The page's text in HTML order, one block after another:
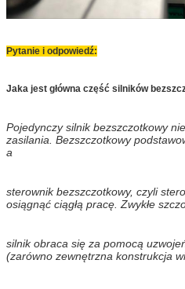
Pytanie i odpowiedź:
Jaka jest główna część silników
Pojedynczy silnik bezszczotkowy
zasilania. Bezszczotkowy
a
sterownik bezszczotkowy, czyli
osiągnąć ciągłą pracę. Zwykłe
silnik obraca się za pomocą
(zarówno zewnętrzna konstrukcja